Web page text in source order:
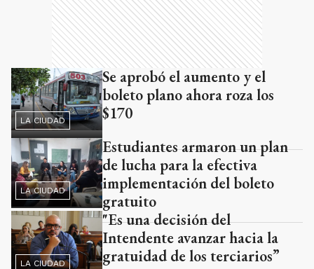
LA CIUDAD
Se aprobó el aumento y el
boleto plano ahora roza los
$170
LA CIUDAD
Estudiantes armaron un plan
de lucha para la efectiva
implementación del boleto
gratuito
LA CIUDAD
"Es una decisión del
Intendente avanzar hacia la
gratuidad de los terciarios”